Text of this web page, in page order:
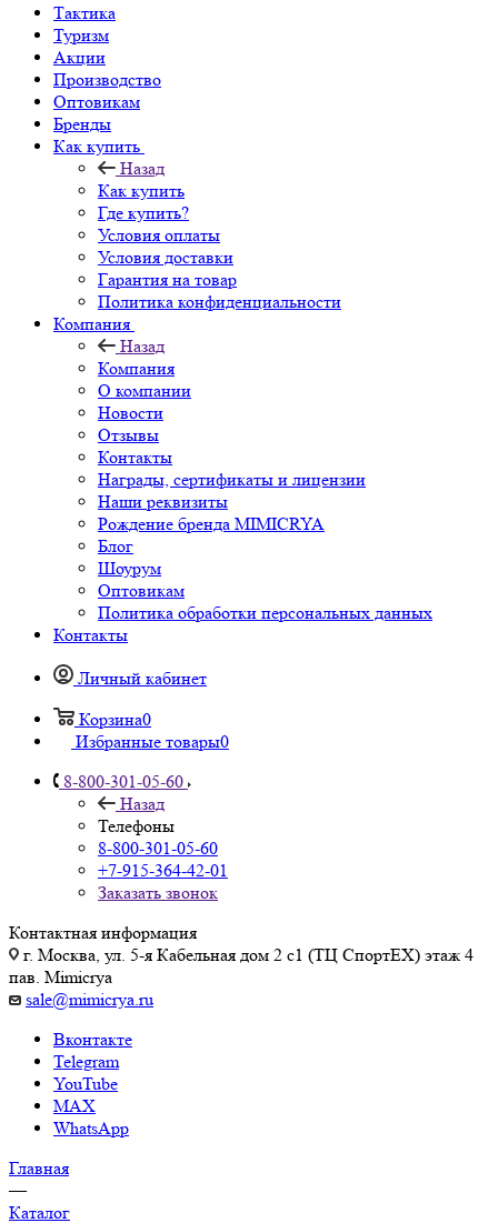
Тактика
Туризм
Акции
Производство
Оптовикам
Бренды
Как купить
Назад
Как купить
Где купить?
Условия оплаты
Условия доставки
Гарантия на товар
Политика конфиденциальности
Компания
Назад
Компания
О компании
Новости
Отзывы
Контакты
Награды, сертификаты и лицензии
Наши реквизиты
Рождение бренда MIMICRYA
Блог
Шоурум
Оптовикам
Политика обработки персональных данных
Контакты
Личный кабинет
Корзина0
Избранные товары0
8-800-301-05-60
Назад
Телефоны
8-800-301-05-60
+7-915-364-42-01
Заказать звонок
Контактная информация
г. Москва, ул. 5-я Кабельная дом 2 с1 (ТЦ СпортEX) этаж 4
пав. Mimicrya
sale@mimicrya.ru
Вконтакте
Telegram
YouTube
MAX
WhatsApp
Главная
—
Каталог